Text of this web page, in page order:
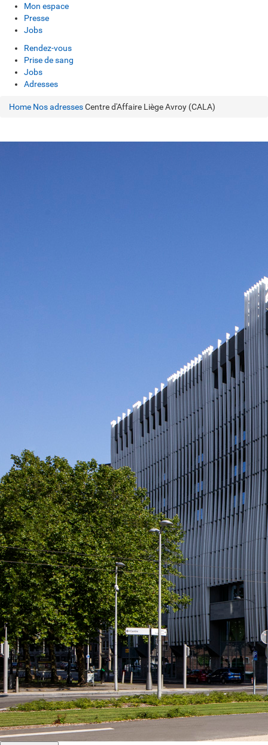
Mon espace
Presse
Jobs
Rendez-vous
Prise de sang
Jobs
Adresses
Home Nos adressesCentre d'Affaire Liège Avroy (CALA)